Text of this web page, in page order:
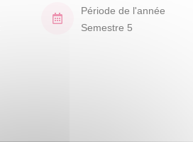
Période de l'année
Semestre 5